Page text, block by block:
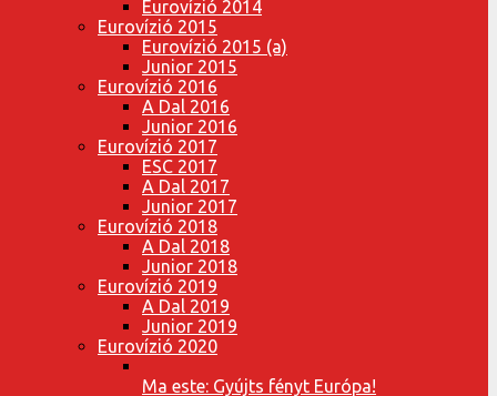
Eurovízió 2014
Eurovízió 2015
Eurovízió 2015 (a)
Junior 2015
Eurovízió 2016
A Dal 2016
Junior 2016
Eurovízió 2017
ESC 2017
A Dal 2017
Junior 2017
Eurovízió 2018
A Dal 2018
Junior 2018
Eurovízió 2019
A Dal 2019
Junior 2019
Eurovízió 2020
Ma este: Gyújts fényt Európa!